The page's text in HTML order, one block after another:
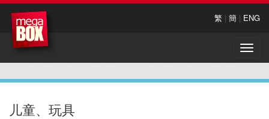
繁 | 簡 | ENG
Toggle
儿童、玩具